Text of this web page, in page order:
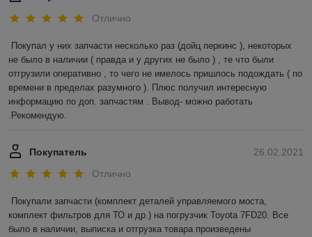
Отлично
Покупал у них запчасти несколько раз (дойц перкинс ), некоторых
не было в наличии ( правда и у других не было ) , те что были
отгрузили оперативно , то чего не имелось пришлось подождать ( по
времени в пределах разумного ). Плюс получил интересную
информацию по доп. запчастям . Вывод- можно работать
.Рекомендую.
26.02.2021
Покупатель
Отлично
Покупали запчасти (комплект деталей управляемого моста,
комплект фильтров для ТО и др.) на погрузчик Toyota 7FD20. Все
было в наличии, выписка и отгрузка товара произведены